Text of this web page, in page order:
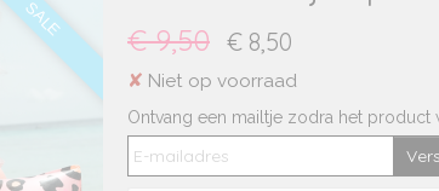
SALE
€ 9,50 € 8,50
✘ Niet op voorraad
Ontvang een mailtje zodra het product